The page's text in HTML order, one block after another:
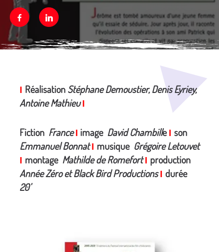
FacebookLinkedin
RéalisationStéphane Demoustier, Denis Eyriey,
Antoine Mathieu
Fiction France image David Chambille son
Emmanuel Bonnat
musique Grégoire Letouvet
montage Mathilde de Romefort
production
Année Zéro et Black Bird Productions durée
20'